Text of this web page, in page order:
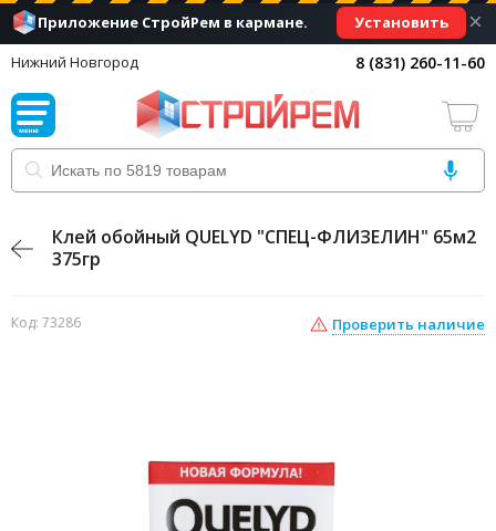
Приложение СтройРем в кармане. Установить ×
Нижний Новгород 8 (831) 260-11-60
Клей обойный QUELYD "СПЕЦ-ФЛИЗЕЛИН" 65м2
375гр
Код: 73286 Проверить наличие